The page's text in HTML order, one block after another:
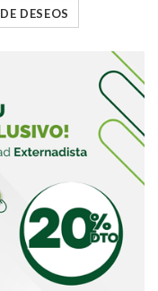
DESEOS